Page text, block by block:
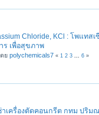
Chloride, KCl : โพแทส
ร เพื่อสุขภาพ
ดยpolychemicals7 « 1 2 3 ...6 »
าเครื่องตัดคอนกรีต กทม ปริ